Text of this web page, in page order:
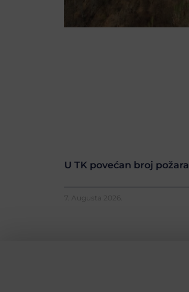
U TK povećan broj požara
7. Augusta 2026.